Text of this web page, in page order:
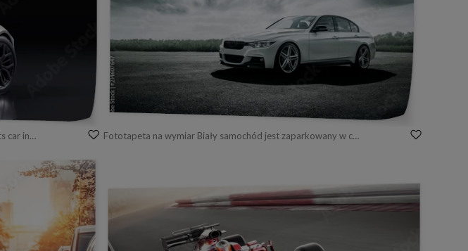
Fototapeta na wymiar Rear view of modern fast sports car in studio light. Fototapeta na wymiar Biały samochód jest zaparkowany w ciągu dnia na pustej asfaltowej drodze